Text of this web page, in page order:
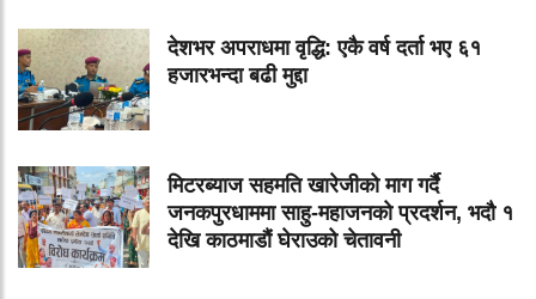
देशभर अपराधमा वृद्धि: एकै वर्ष दर्ता भए ६१
हजारभन्दा बढी मुद्दा
मिटरब्याज सहमति खारेजीको माग गर्दै
जनकपुरधाममा साहु-महाजनको प्रदर्शन, भदौ १
देखि काठमाडौं घेराउको चेतावनी